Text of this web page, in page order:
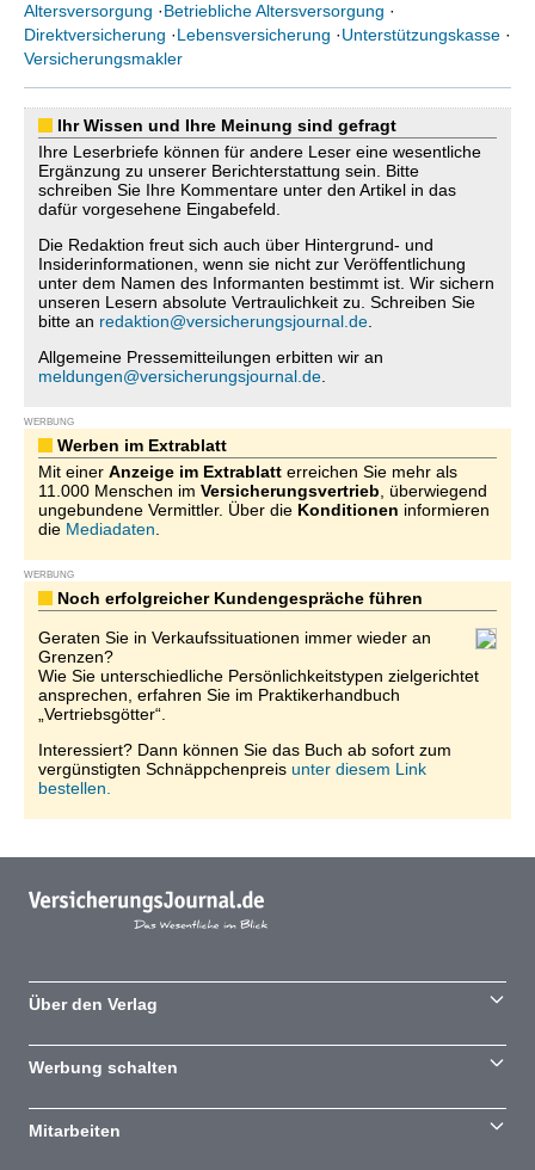
Altersversorgung ·Betriebliche Altersversorgung ·
Direktversicherung ·Lebensversicherung ·Unterstützungskasse ·
Versicherungsmakler
Ihr Wissen und Ihre Meinung sind gefragt
Ihre Leserbriefe können für andere Leser eine wesentliche
Ergänzung zu unserer Berichterstattung sein. Bitte
schreiben Sie Ihre Kommentare unter den Artikel in das
dafür vorgesehene Eingabefeld.
Die Redaktion freut sich auch über Hintergrund- und
Insiderinformationen, wenn sie nicht zur Veröffentlichung
unter dem Namen des Informanten bestimmt ist. Wir sichern
unseren Lesern absolute Vertraulichkeit zu. Schreiben Sie
bitte an redaktion@versicherungsjournal.de
Allgemeine Pressemitteilungen erbitten wir an
meldungen@versicherungsjournal.de
WERBUNG
Werben im Extrablatt
Mit einer Anzeige im Extrablatt erreichen Sie mehr als
11.000 Menschen im Versicherungsvertrieb , überwiegend
ungebundene Vermittler. Über die Konditionen informieren
die Mediadaten
WERBUNG
Noch erfolgreicher Kundengespräche führen
Geraten Sie in Verkaufssituationen immer wieder an
Grenzen?
Wie Sie unterschiedliche Persönlichkeitstypen zielgerichtet
ansprechen, erfahren Sie im Praktikerhandbuch
„Vertriebsgötter“.
Interessiert? Dann können Sie das Buch ab sofort zum
vergünstigten Schnäppchenpreis unter diesem Link
bestellen.
Über den Verlag
Werbung schalten
Mitarbeiten